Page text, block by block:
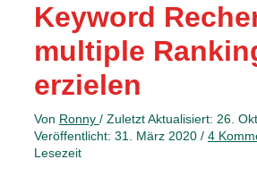
Keyword
multiple
erzielen
Von Ronny / Zuletzt Aktualisiert: 26.
Veröffentlicht: 31. März 2020 / 4
Lesezeit